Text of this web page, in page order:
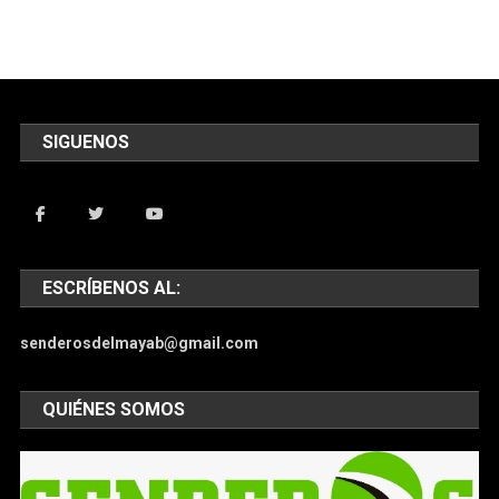
SIGUENOS
ESCRÍBENOS AL:
senderosdelmayab@gmail.com
QUIÉNES SOMOS